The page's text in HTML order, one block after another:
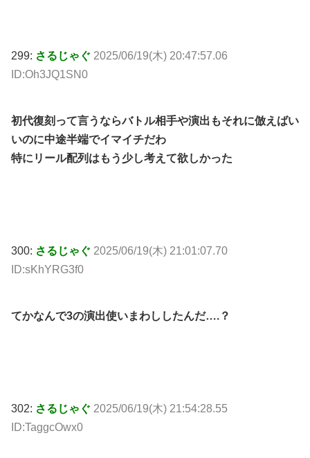
299: さるじゃぐ 2025/06/19(木) 20:47:57.06
ID:Oh3JQ1SN0
初代復刻って言うならバトル相手や演出もそれに倣えばい
いのに中途半端でイマイチだわ
特にリール配列はもう少し考えて欲しかった
300: さるじゃぐ 2025/06/19(木) 21:01:07.70
ID:sKhYRG3f0
てかなんで3の演出使いまわししたんだ….？
302: さるじゃぐ 2025/06/19(木) 21:54:28.55
ID:TaggcOwx0